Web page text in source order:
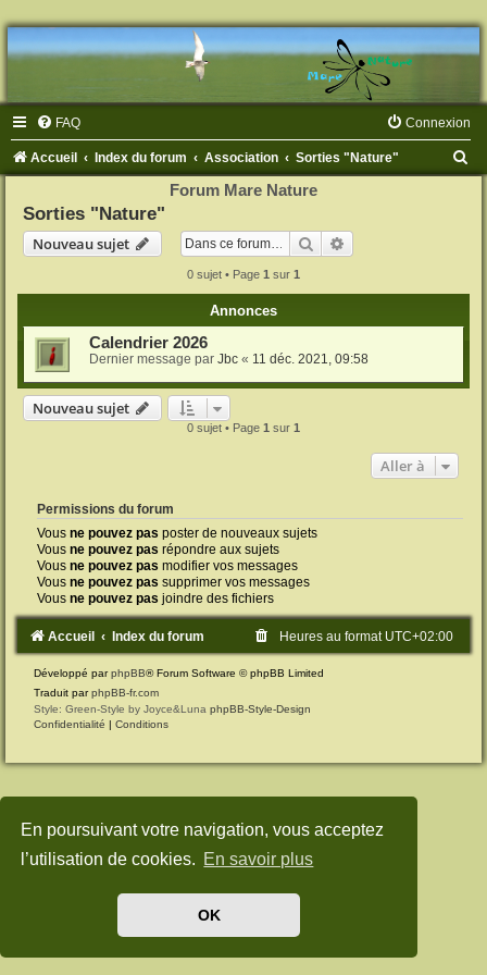
En poursuivant votre navigation, vous acceptez
l’utilisation de cookies. En savoir plus
OK
FAQ Connexion
Accueil Index du forum Association Sorties "Nature"
Forum Mare Nature
Sorties "Nature"
Nouveau sujet
Rechercher
0 sujet • Page 1 sur 1
Annonces
Calendrier 2026
Dernier message par Jbc « 11 déc. 2021, 09:58
Nouveau sujet
0 sujet • Page 1 sur 1
Aller à
Permissions du forum
Vous ne pouvez pas poster de nouveaux sujets
Vous ne pouvez pas répondre aux sujets
Vous ne pouvez pas modifier vos messages
Vous ne pouvez pas supprimer vos messages
Vous ne pouvez pas joindre des fichiers
Accueil Index du forum Heures au format UTC+02:00
Développé parphpBB® Forum Software © phpBB Limited
Traduit parphpBB-fr.com
Style: Green-Style by Joyce&Luna phpBB-Style-Design
Confidentialité | Conditions